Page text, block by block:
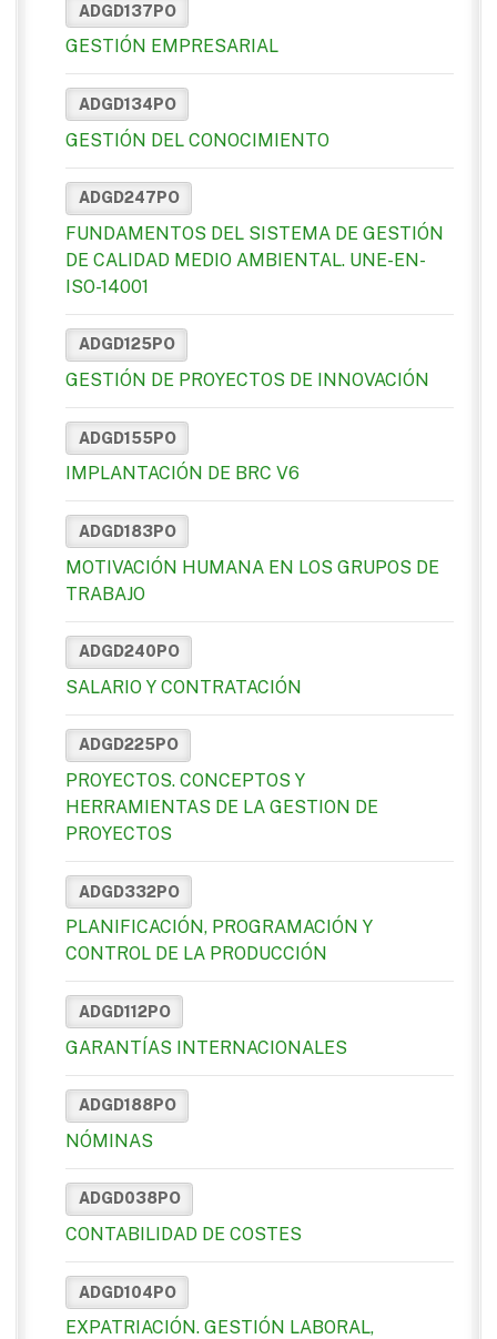
ADGD137PO
GESTIÓN EMPRESARIAL
ADGD134PO
GESTIÓN DEL CONOCIMIENTO
ADGD247PO
FUNDAMENTOS DEL SISTEMA DE GESTIÓN
DE CALIDAD MEDIO AMBIENTAL. UNE-EN-
ISO-14001
ADGD125PO
GESTIÓN DE PROYECTOS DE INNOVACIÓN
ADGD155PO
IMPLANTACIÓN DE BRC V6
ADGD183PO
MOTIVACIÓN HUMANA EN LOS GRUPOS DE
TRABAJO
ADGD240PO
SALARIO Y CONTRATACIÓN
ADGD225PO
PROYECTOS. CONCEPTOS Y
HERRAMIENTAS DE LA GESTION DE
PROYECTOS
ADGD332PO
PLANIFICACIÓN, PROGRAMACIÓN Y
CONTROL DE LA PRODUCCIÓN
ADGD112PO
GARANTÍAS INTERNACIONALES
ADGD188PO
NÓMINAS
ADGD038PO
CONTABILIDAD DE COSTES
ADGD104PO
EXPATRIACIÓN. GESTIÓN LABORAL,